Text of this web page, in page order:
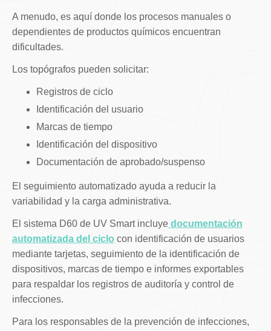
A menudo, es aquí donde los procesos manuales o
dependientes de productos químicos encuentran
dificultades.
Los topógrafos pueden solicitar:
Registros de ciclo
Identificación del usuario
Marcas de tiempo
Identificación del dispositivo
Documentación de aprobado/suspenso
El seguimiento automatizado ayuda a reducir la
variabilidad y la carga administrativa.
El sistema D60 de UV Smart incluyedocumentación
automatizada del ciclo con identificación de usuarios
mediante tarjetas, seguimiento de la identificación de
dispositivos, marcas de tiempo e informes exportables
para respaldar los registros de auditoría y control de
infecciones.
Para los responsables de la prevención de infecciones,